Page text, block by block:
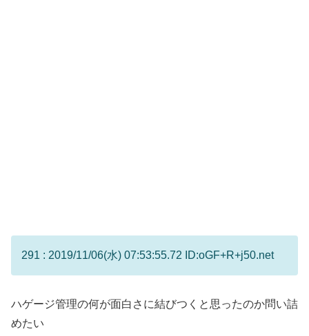
291 : 2019/11/06(水) 07:53:55.72 ID:oGF+R+j50.net
ハゲージ管理の何が面白さに結びつくと思ったのか問い詰
めたい